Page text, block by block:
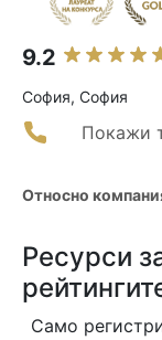
9.2
София, София
Покажи
Относно
Ресурси
Само